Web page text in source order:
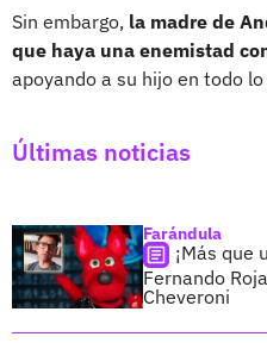
Sin embargo, la madre de
que haya una enemistad
apoyando a su hijo en todo
Últimas noticias
Farándula
¡Más que
Fernando
Cheveroni